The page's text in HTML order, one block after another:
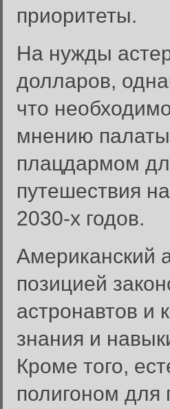
приоритеты.
На нужды
долларов,
что
мнению
плацдармом
путешествия
2030-х годов.
Американский
позицией
астронавтов и
знания и
Кроме того,
полигоном для